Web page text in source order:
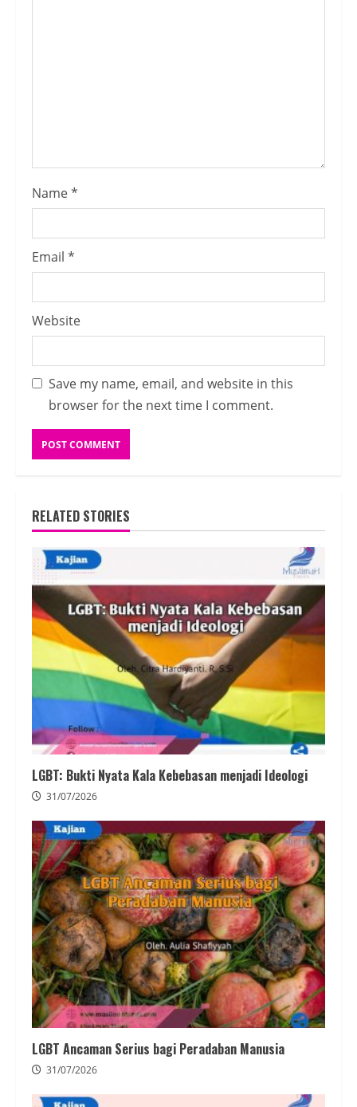
Name*
Email *
Website
Save my name, email, and website in this
browser for the next time I comment.
RELATED STORIES
LGBT: Bukti Nyata Kala Kebebasan menjadi Ideologi
31/07/2026
LGBT Ancaman Serius bagi Peradaban Manusia
31/07/2026